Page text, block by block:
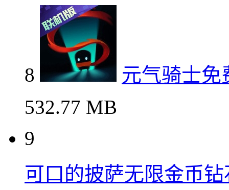
8
元气骑士免
532.77 MB
9
可口的披萨无限金币